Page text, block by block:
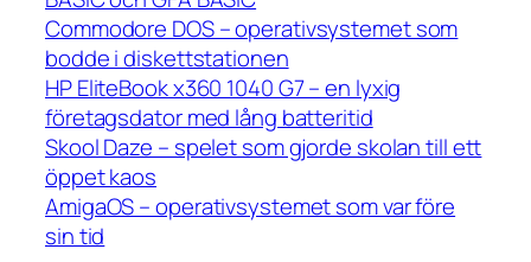
Commodore DOS – operativsystemet som
bodde i diskettstationen
HP EliteBook x360 1040 G7 – en lyxig
företagsdator med lång batteritid
Skool Daze – spelet som gjorde skolan till ett
öppet kaos
AmigaOS – operativsystemet som var före
sin tid